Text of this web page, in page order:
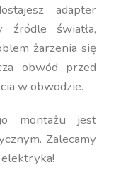
adapter
źródle światła,
żarzenia się
obwód przed
w obwodzie.
montażu jest
Zalecamy